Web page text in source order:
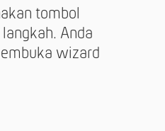
tombol
Anda
wizard